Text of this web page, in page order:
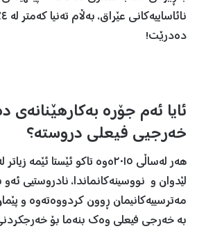
ده‌درێت!
ئایا ئه‌م جۆره‌ به‌كارهێنانه‌ی
خه‌رجیی فیعلی دروسته‌؟
هه‌ر له‌ساڵی ٢٠١٥ه‌وه‌ تاكو ئێستا
لێدوان و نووسینه‌كانماندا، نادروستیی ئه‌و
مه‌ترسییه‌كانیمان ڕوون كردووه‌ته‌وه‌ و
به‌ خه‌رجی فیعلی وه‌ك بنه‌ما بۆ